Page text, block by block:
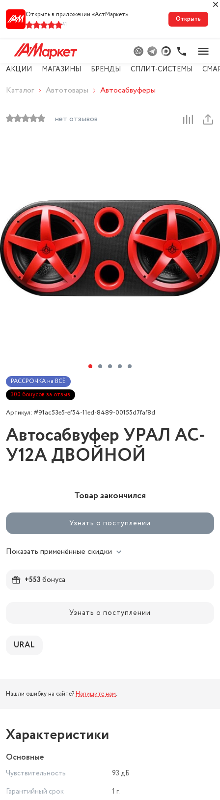
Открыть в приложении «АстМарке‪т‬»
41
Открыть
АКЦИИ МАГАЗИНЫ БРЕНДЫ СПЛИТ-СИСТЕМЫ
Каталог Автотовары Автосабвуферы
нет отзывов
РАССРОЧКА на ВСЁ
300 бонусов за отзыв
Артикул: #91ac53e5-ef54-11ed-8489-00155d7faf8d
Автосабвуфер УРАЛ АС-
У12А ДВОЙНОЙ
Товар закончился
Узнать о поступлении
Показать применённые скидки
+553бонуса
Узнать о поступлении
URAL
Нашли ошибку на сайте? Напишите нам.
Характеристики
Основные
Чувствительность
93 дБ
Гарантийный срок
1 г.